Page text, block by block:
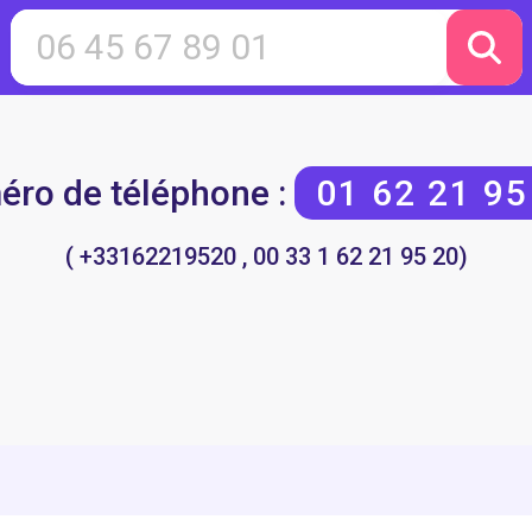
de téléphone : 01 62 21
( +33162219520 , 00 33 1 62 21 95 20)